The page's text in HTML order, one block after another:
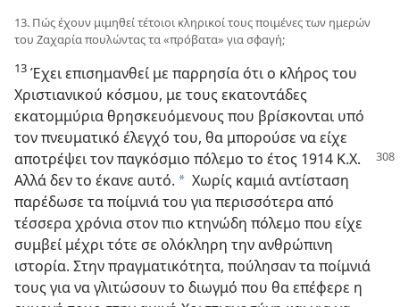
13. Πώς έχουν μιμηθεί τέτοιοι κληρικοί τους ποιμένες των ημερών
του Ζαχαρία πουλώντας τα «πρόβατα» για σφαγή;
13 Έχει επισημανθεί με παρρησία ότι ο κλήρος του
Χριστιανικού κόσμου, με τους εκατοντάδες
εκατομμύρια θρησκευόμενους που βρίσκονται υπό
τον πνευματικό έλεγχό του, θα μπορούσε να είχε
αποτρέψει τον παγκόσμιο πόλεμο το έτος 1914 Κ.Χ.
Αλλά δεν το έκανε αυτό. a Χωρίς καμιά αντίσταση
παρέδωσε τα ποίμνιά του για περισσότερα από
τέσσερα χρόνια στον πιο κτηνώδη πόλεμο που είχε
συμβεί μέχρι τότε σε ολόκληρη την ανθρώπινη
ιστορία. Στην πραγματικότητα, πούλησαν τα ποίμνιά
τους για να γλιτώσουν το διωγμό που θα επέφερε η